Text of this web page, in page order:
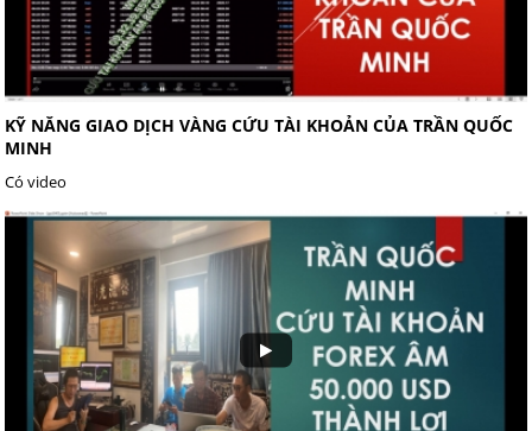
KỸ NĂNG GIAO DỊCH VÀNG CỨU TÀI KHOẢN CỦA TRẦN QUỐC
MINH
Có video